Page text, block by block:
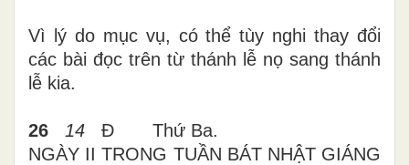
Vì lý do mục vụ, có thể tùy nghi thay đổi
các bài đọc trên từ thánh lễ nọ sang thánh
lễ kia.
26 14 Đ Thứ Ba.
NGÀY II TRONG TUẦN BÁT NHẬT GIÁNG